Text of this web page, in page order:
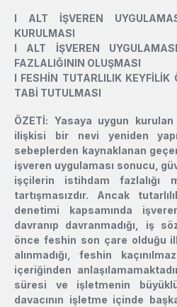
l
ALT İŞVEREN
KURULMASI
l
ALT İŞVEREN
FAZLALIĞININ OLUŞMASI
l FESHİN TUTARLILIK KEYFİLİK
TABİ TUTULMASI
ÖZETİ: Yasaya uygun
ilişkisi bir nevi yeniden
sebeplerden kaynaklanan
işveren uygulaması sonucu,
işçilerin istihdam fazlalığı
tartışmasızdır. Ancak
denetimi kapsamında
davranıp davranmadığı, iş
önce feshin son çare olduğu
alınmadığı, feshin
içeriğinden
süresi ve işletmenin
davacının işletme içinde